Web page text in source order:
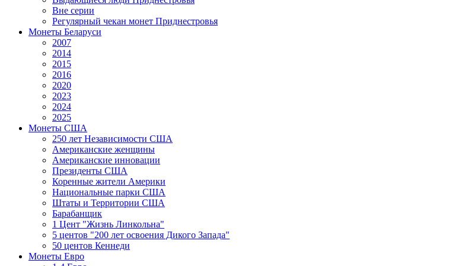
Вне серии
Регулярный чекан монет Приднестровья
Монеты Беларуси
2007
2014
2015
2016
2020
2023
2024
2025
Монеты США
250 лет Независимости США
Американские женщины
Американские инновации
Президенты США
Коренные жители Америки
Национальные парки США
Штаты и Территории США
Барабанщик
1 Цент "Жизнь Линкольна"
5 центов "200 лет освоения Дикого Запада"
50 центов Кеннеди
Монеты Евро